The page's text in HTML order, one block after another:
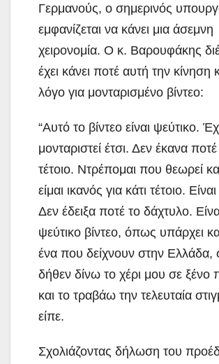
Γερμανούς, ο σημερινός
εμφανίζεται να κάνει μια άσεμνη
χειρονομία. Ο κ. Βαρουφάκης
έχει κάνει ποτέ αυτή την κίνηση
λόγο για μονταρισμένο βίντεο:
“Αυτό το βίντεο είναι ψεύτικο.
μονταριστεί έτσι. Δεν έκανα ποτέ
τέτοιο. Ντρέπομαι που θεωρεί
είμαι ικανός για κάτι τέτοιο.
Δεν έδειξα ποτέ το δάχτυλο.
ψεύτικο βίντεο, όπως υπάρχει
ένα που δείχνουν στην Ελλάδα,
δήθεν δίνω το χέρι μου σε ξένο
και το τραβάω την τελευταία
είπε.
Σχολιάζοντας δήλωση του